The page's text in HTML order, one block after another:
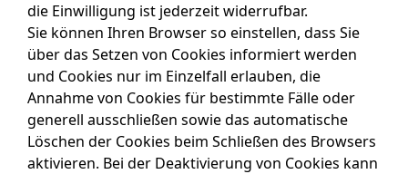
die Einwilligung ist jederzeit widerrufbar.
Sie können Ihren Browser so einstellen, dass Sie
über das Setzen von Cookies informiert werden
und Cookies nur im Einzelfall erlauben, die
Annahme von Cookies für bestimmte Fälle oder
generell ausschließen sowie das automatische
Löschen der Cookies beim Schließen des Browsers
aktivieren. Bei der Deaktivierung von Cookies kann